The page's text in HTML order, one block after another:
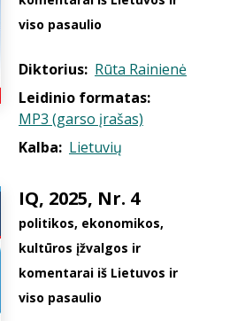
viso pasaulio
Diktorius: Rūta Rainienė
Leidinio formatas:
MP3 (garso įrašas)
Kalba: Lietuvių
IQ, 2025, Nr. 4
politikos, ekonomikos,
kultūros įžvalgos ir
komentarai iš Lietuvos ir
viso pasaulio